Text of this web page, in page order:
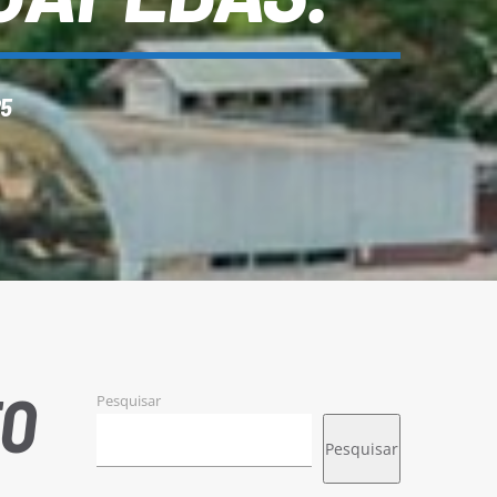
Pesquisar
Pesquisar